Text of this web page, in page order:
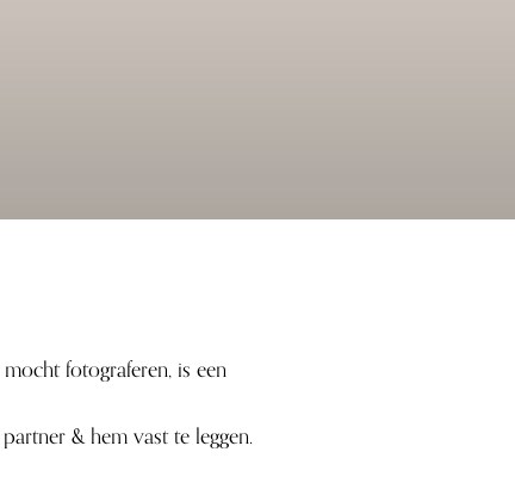
fotograferen, is een
& hem vast te leggen.